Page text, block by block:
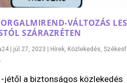
VÁLTOZÁS
SZÁRAZRÉTEN
| júl 27, 2023 | Hírek, Közlekedés,
jétől a biztonságos közlekedés